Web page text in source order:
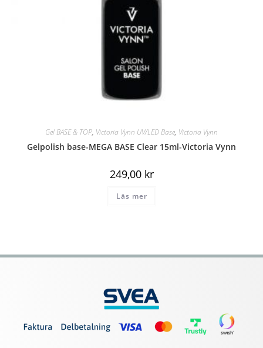
Gel BASE & TOP, Victoria Vynn UV/LED Base, Victoria Vynn
Gelpolish base-MEGA BASE Clear 15ml-Victoria Vynn
249,00 kr
Läs mer